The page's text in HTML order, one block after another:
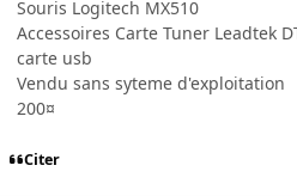
Souris Logitech MX510
Accessoires Carte Tuner Leadtek
carte usb
Vendu sans syteme d'exploitation
200¤
Citer